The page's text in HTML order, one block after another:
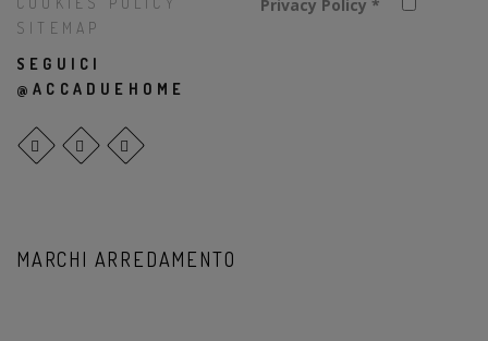
SITEMAP
SEGUICI
@ACCADUEHOME
Privacy Policy *
MARCHI ARREDAMENTO